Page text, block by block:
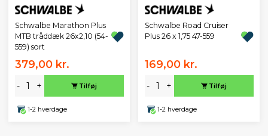
Schwalbe Marathon Plus
MTB tråddæk 26x2,10 (54-
559) sort
379,00 kr.
- + Tilføj
1-2 hverdage
Schwalbe Road Cruiser
Plus 26 x 1,75 47-559
169,00 kr.
- + Tilføj
1-2 hverdage